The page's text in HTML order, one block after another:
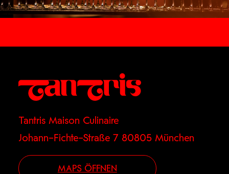
Tantris Maison Culinaire
Johann–Fichte–Straße 7 80805 München
MAPS ÖFFNEN